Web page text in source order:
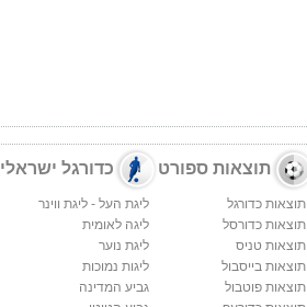
תוצאות ספורט
תוצאות כדורגל
תוצאות כדורסל
תוצאות טניס
תוצאות בייסבול
תוצאות פוטבול
כדורגל ישראלי
ליגת העל - ליגת ווינר
ליגה לאומית
ליגת נוער
ליגות נמוכות
גביע המדינה